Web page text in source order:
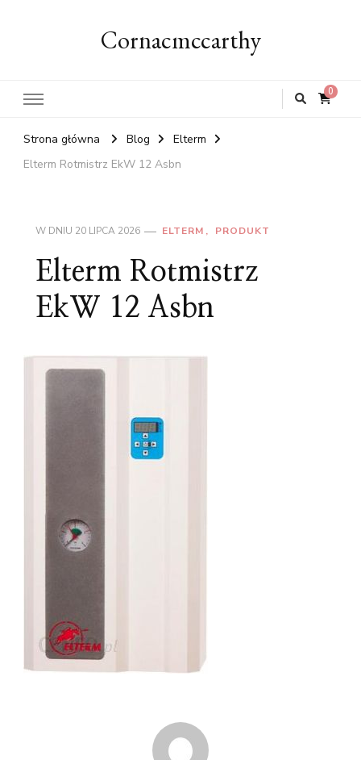
Cornacmccarthy
0
Strona główna Blog
Elterm
Elterm Rotmistrz EkW 12 Asbn
W DNIU 20 LIPCA 2026 ELTERM PRODUKT
Elterm Rotmistrz
EkW 12 Asbn